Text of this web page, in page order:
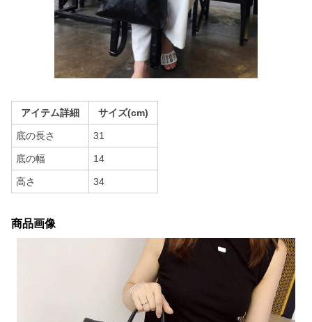
アイテム詳細 サイズ(cm)
底の長さ 31
底の幅 14
高さ 34
商品画像